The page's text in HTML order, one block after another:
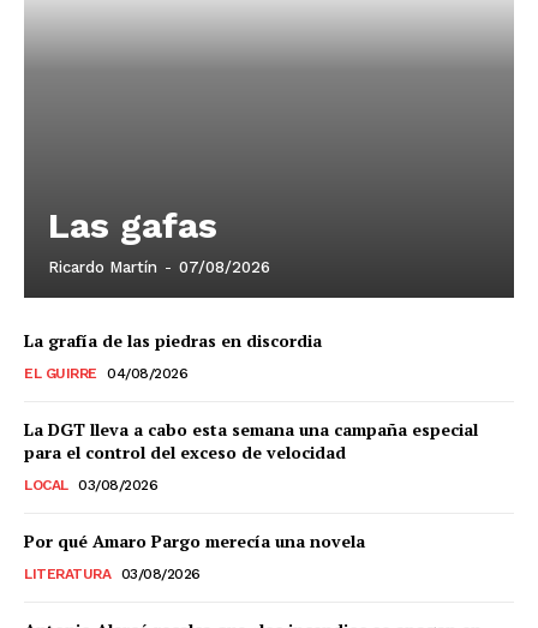
Grupo
Doce Más Una
Las gafas
Ricardo Martín - 07/08/2026
La grafía de las piedras en discordia
EL GUIRRE 04/08/2026
La DGT lleva a cabo esta semana una campaña especial
para el control del exceso de velocidad
LOCAL 03/08/2026
Por qué Amaro Pargo merecía una novela
LITERATURA 03/08/2026